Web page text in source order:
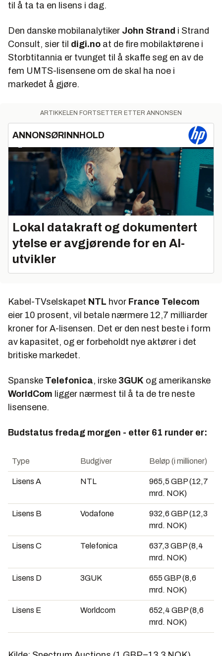
til å ta ta en lisens i dag.
Den danske mobilanalytiker John Strand i Strand
Consult, sier til digi.no at de fire mobilaktørene i
Storbtitannia er tvunget til å skaffe seg en av de
fem UMTS-lisensene om de skal ha noe i
markedet å gjøre.
ARTIKKELEN FORTSETTER ETTER ANNONSEN
ANNONSØRINNHOLD
Lokal datakraft og dokumentert
ytelse er avgjørende for en AI-
utvikler
Kabel-TVselskapet NTL hvor France Telecom
eier 10 prosent, vil betale nærmere 12,7 milliarder
kroner for A-lisensen. Det er den nest beste i form
av kapasitet, og er forbeholdt nye aktører i det
britiske markedet.
Spanske Telefonica, irske 3GUK og amerikanske
WorldCom ligger nærmest til å ta de tre neste
lisensene.
Budstatus fredag morgen - etter 61 runder er:
Type Budgiver Beløp (i millioner)
Lisens A NTL
965,5 GBP (12,7
mrd. NOK)
Lisens B Vodafone
932,6 GBP (12,3
mrd. NOK)
Lisens C Telefonica
637,3 GBP (8,4
mrd. NOK)
Lisens D 3GUK
655 GBP (8,6
mrd. NOK)
Lisens E Worldcom
652,4 GBP (8,6
mrd. NOK)